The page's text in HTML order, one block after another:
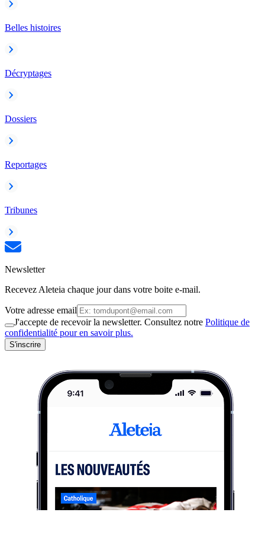
Belles histoires
Décryptages
Dossiers
Reportages
Tribunes
Newsletter
Recevez Aleteia chaque jour dans votre boite e-mail.
Votre adresse email
J'accepte de recevoir la newsletter. Consultez notre Politique de
confidentialité pour en savoir plus.
S'inscrire